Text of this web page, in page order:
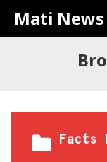
Mati News
Facts